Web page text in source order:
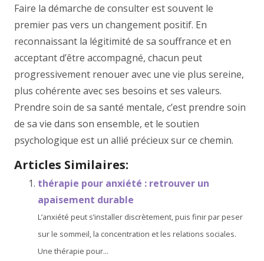
Faire la démarche de consulter est souvent le
premier pas vers un changement positif. En
reconnaissant la légitimité de sa souffrance et en
acceptant d’être accompagné, chacun peut
progressivement renouer avec une vie plus sereine,
plus cohérente avec ses besoins et ses valeurs.
Prendre soin de sa santé mentale, c’est prendre soin
de sa vie dans son ensemble, et le soutien
psychologique est un allié précieux sur ce chemin.
Articles Similaires:
thérapie pour anxiété : retrouver un
apaisement durable
L’anxiété peut s’installer discrètement, puis finir par peser
sur le sommeil, la concentration et les relations sociales.
Une thérapie pour...